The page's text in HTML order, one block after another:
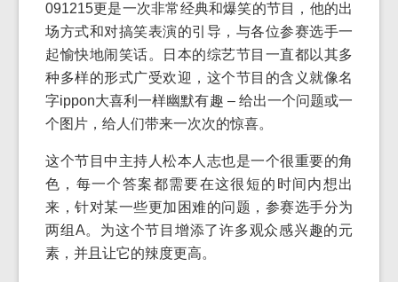
091215更是一次非常经典和爆笑的节目，他的出
场方式和对搞笑表演的引导，与各位参赛选手一
起愉快地闹笑话。日本的综艺节目一直都以其多
种多样的形式广受欢迎，这个节目的含义就像名
字ippon大喜利一样幽默有趣 – 给出一个问题或一
个图片，给人们带来一次次的惊喜。
这个节目中主持人松本人志也是一个很重要的角
色，每一个答案都需要在这很短的时间内想出
来，针对某一些更加困难的问题，参赛选手分为
两组A。为这个节目增添了许多观众感兴趣的元
素，并且让它的辣度更高。